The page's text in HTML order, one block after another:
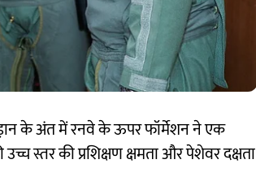
के अंत में रनवे के ऊपर फॉर्मेशन ने एक
स्तर की प्रशिक्षण क्षमता और पेशेवर दक्षता